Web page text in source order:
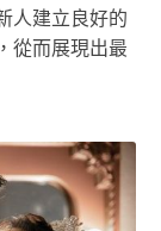
人建立良好的
從而展現出最